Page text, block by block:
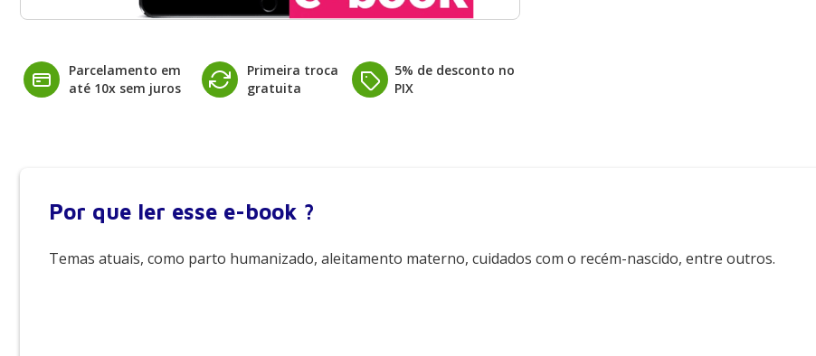
Parcelamento em
até 10x sem juros
Primeira troca
gratuita
5% de desconto no
PIX
Por que ler esse e-book ?
Temas atuais, como parto humanizado, aleitamento materno, cuidados com o recém-nascido, entre outros.